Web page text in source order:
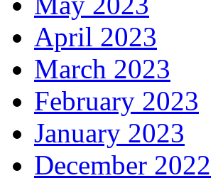
April 2023
March 2023
February 2023
January 2023
December 2022